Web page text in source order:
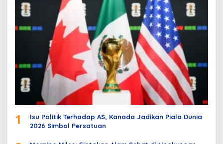
1
Isu Politik Terhadap AS, Kanada Jadikan Piala Dunia
2026 Simbol Persatuan